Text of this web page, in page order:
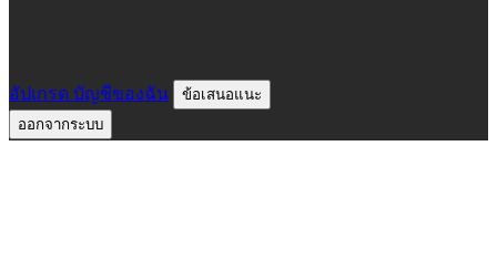
อัปเกรด บัญชีของฉัน
ข้อเสนอแนะ
ออกจากระบบ